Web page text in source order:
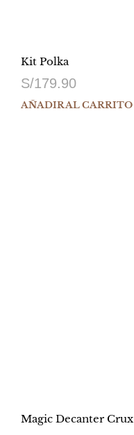
Kit Polka
S/179.90
AÑADIR AL CARRITO
Magic Decanter Crux